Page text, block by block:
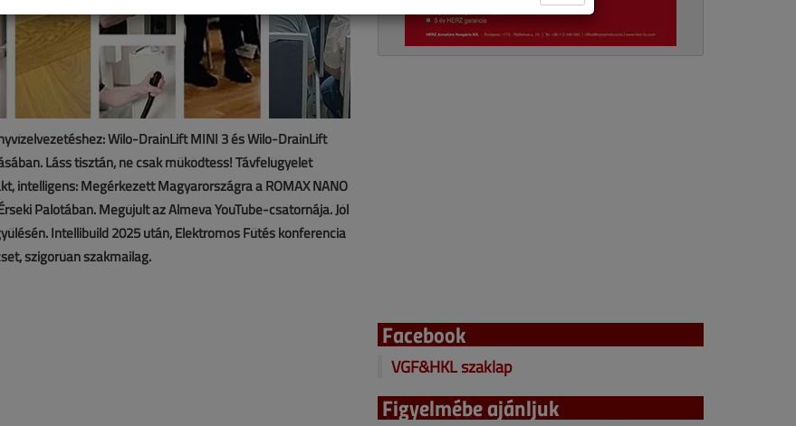
Wilo-DrainLift MINI 3 és Wilo-DrainLift
Láss tisztán, ne csak működtess! Távfelügyelet
intelligens: Megérkezett Magyarországra a ROMAX NANO
Palotában. Megújult az Almeva YouTube-csatornája. Jól
Intellibuild 2025 után, Elektromos Fűtés konferencia
szigorúan szakmailag.
Facebook
VGF&HKL szaklap
Figyelmébe ajánljuk